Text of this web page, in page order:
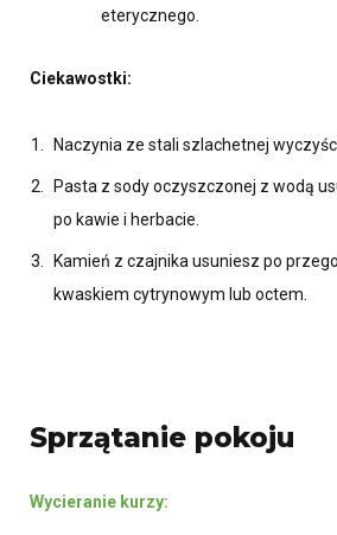
eterycznego.
Ciekawostki:
Naczynia ze stali szlachetnej
Pasta z sody oczyszczonej z wodą
po kawie i herbacie.
Kamień z czajnika usuniesz po
kwaskiem cytrynowym lub octem.
Sprzątanie pokoju
Wycieranie kurzy: